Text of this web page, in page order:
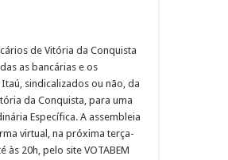
de Vitória da Conquista
as bancárias e os
sindicalizados ou não, da
da Conquista, para uma
Específica. A assembleia
virtual, na próxima terça-
às 20h, pelo site VOTABEM